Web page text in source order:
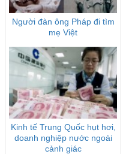
Người đàn ông Pháp đi tìm
mẹ Việt
Kinh tế Trung Quốc hụt hơi,
doanh nghiệp nước ngoài
cảnh giác